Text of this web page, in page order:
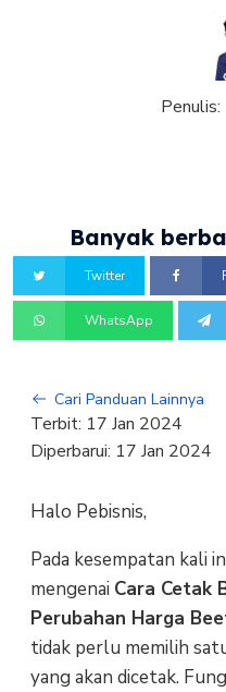
Penulis:
Banyak
Twitter
WhatsApp
Cari Panduan Lainnya
Terbit: 17 Jan 2024
Diperbarui: 17 Jan 2024
Halo Pebisnis,
Pada kesempatan kali
mengenai Cara Cetak
Perubahan Harga
tidak perlu memilih
yang akan dicetak.